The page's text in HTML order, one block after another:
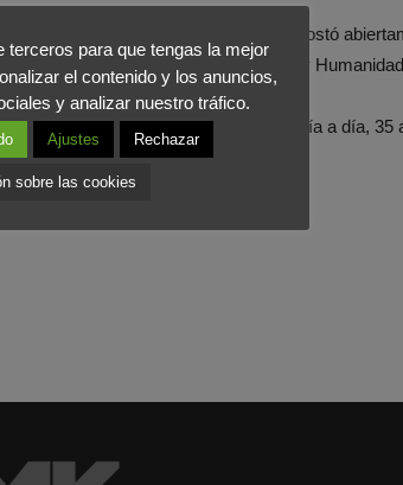
momento, en plena transición, apostó
de Asturias de Comunicación y
que trabajaron y trabajan para que día a día,
para que tengas la mejor
el contenido y los anuncios,
y analizar nuestro tráfico.
Ajustes Rechazar
sobre las cookies